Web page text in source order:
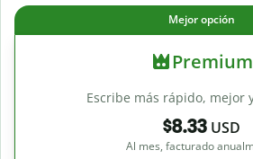
Mejor opción
Premium
Escribe más rápido, mejor
$8.33 USD
Al mes, facturado